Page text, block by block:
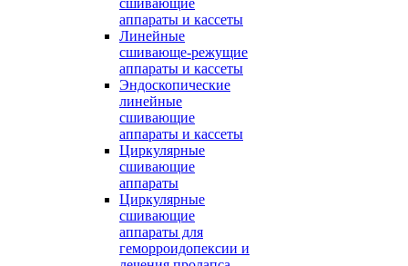
сшивающие
аппараты и кассеты
Линейные
сшивающе-режущие
аппараты и кассеты
Эндоскопические
линейные
сшивающие
аппараты и кассеты
Циркулярные
сшивающие
аппараты
Циркулярные
сшивающие
аппараты для
геморроидопексии и